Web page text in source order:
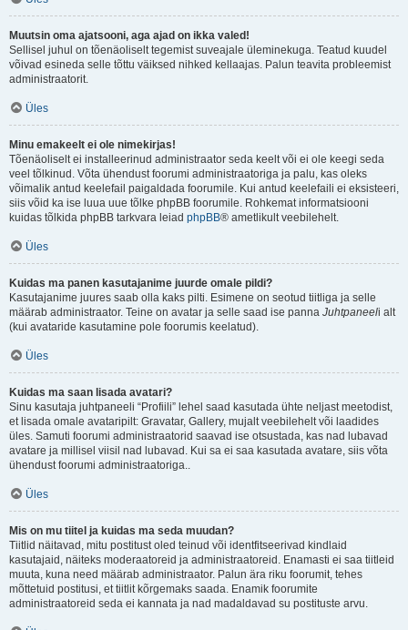
Muutsin oma ajatsooni, aga ajad on ikka valed!
Sellisel juhul on tõenäoliselt tegemist suveajale üleminekuga. Teatud kuudel
võivad esineda selle tõttu väiksed nihked kellaajas. Palun teavita probleemist
administraatorit.
Üles
Minu emakeelt ei ole nimekirjas!
Tõenäoliselt ei installeerinud administraator seda keelt või ei ole keegi seda
veel tõlkinud. Võta ühendust foorumi administraatoriga ja palu, kas oleks
võimalik antud keelefail paigaldada foorumile. Kui antud keelefaili ei eksisteeri,
siis võid ka ise luua uue tõlke phpBB foorumile. Rohkemat informatsiooni
kuidas tõlkida phpBB tarkvara leiad phpBB® ametlikult veebilehelt.
Üles
Kuidas ma panen kasutajanime juurde omale pildi?
Kasutajanime juures saab olla kaks pilti. Esimene on seotud tiitliga ja selle
määrab administraator. Teine on avatar ja selle saad ise panna Juhtpaneeli alt
(kui avataride kasutamine pole foorumis keelatud).
Üles
Kuidas ma saan lisada avatari?
Sinu kasutaja juhtpaneeli “Profiili” lehel saad kasutada ühte neljast meetodist,
et lisada omale avataripilt: Gravatar, Gallery, mujalt veebilehelt või laadides
üles. Samuti foorumi administraatorid saavad ise otsustada, kas nad lubavad
avatare ja millisel viisil nad lubavad. Kui sa ei saa kasutada avatare, siis võta
ühendust foorumi administraatoriga..
Üles
Mis on mu tiitel ja kuidas ma seda muudan?
Tiitlid näitavad, mitu postitust oled teinud või identfitseerivad kindlaid
kasutajaid, näiteks moderaatoreid ja administraatoreid. Enamasti ei saa tiitleid
muuta, kuna need määrab administraator. Palun ära riku foorumit, tehes
mõttetuid postitusi, et tiitlit kõrgemaks saada. Enamik foorumite
administraatoreid seda ei kannata ja nad madaldavad su postituste arvu.